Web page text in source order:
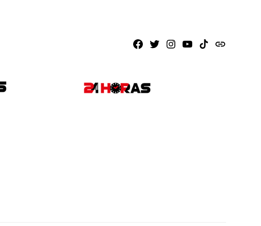
Facebook
X Instagram
Youtube
TikTok
issuu